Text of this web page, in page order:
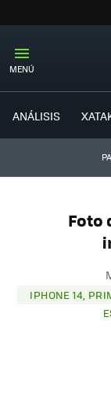
MENÚ
ANÁLISIS
Foto
IPHONE 14,